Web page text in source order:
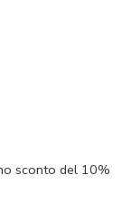
sconto del 10%